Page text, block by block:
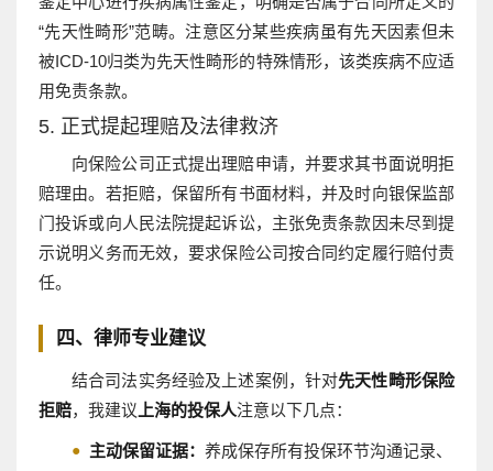
“先天性畸形”范畴。注意区分某些疾病虽有先天因素但未
被ICD-10归类为先天性畸形的特殊情形，该类疾病不应适
用免责条款。
5. 正式提起理赔及法律救济
向保险公司正式提出理赔申请，并要求其书面说明拒
赔理由。若拒赔，保留所有书面材料，并及时向银保监部
门投诉或向人民法院提起诉讼，主张免责条款因未尽到提
示说明义务而无效，要求保险公司按合同约定履行赔付责
任。
四、律师专业建议
结合司法实务经验及上述案例，针对先天性畸形保险
拒赔，我建议 上海的投保人注意以下几点：
主动保留证据： 养成保存所有投保环节沟通记录、